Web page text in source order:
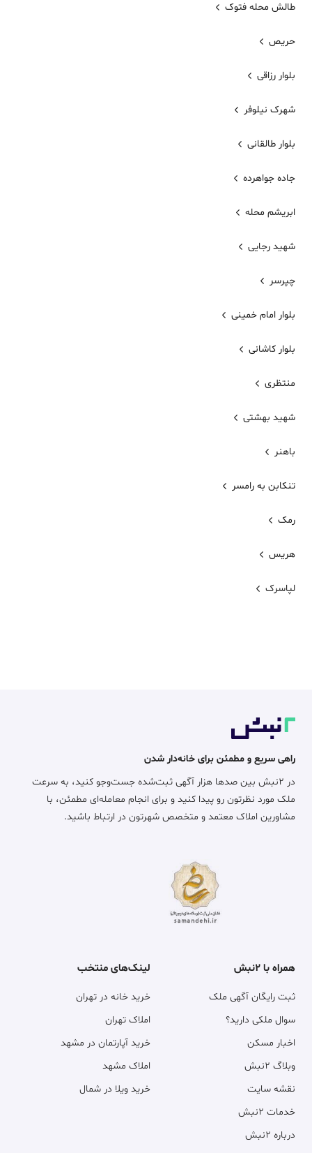
طالش محله فتوک
حریص
بلوار رزاقی
شهرک نیلوفر
بلوار طالقانی
جاده جواهرده
ابریشم محله
شهید رجایی
چپرسر
بلوار امام خمینی
بلوار کاشانی
منتظری
شهید بهشتی
باهنر
تنکابن به رامسر
رمک
هریس
لپاسرک
راهی سریع و مطمئن برای خانه‌دار شدن
در ۲نبش بین صدها هزار آگهی ثبت‌شده جست‌وجو کنید، به سرعت
ملک مورد نظرتون رو پیدا کنید و برای انجام معامله‌ای مطمئن، با
مشاورین املاک معتمد و متخصص شهرتون در ارتباط باشید.
همراه با ۲نبش
ثبت رایگان آگهی ملک
سوال ملکی دارید؟
اخبار مسکن
وبلاگ ۲نبش
نقشه سایت
خدمات ۲نبش
درباره ۲نبش
لینک‌های منتخب
خرید خانه در تهران
املاک تهران
خرید آپارتمان در مشهد
املاک مشهد
خرید ویلا در شمال